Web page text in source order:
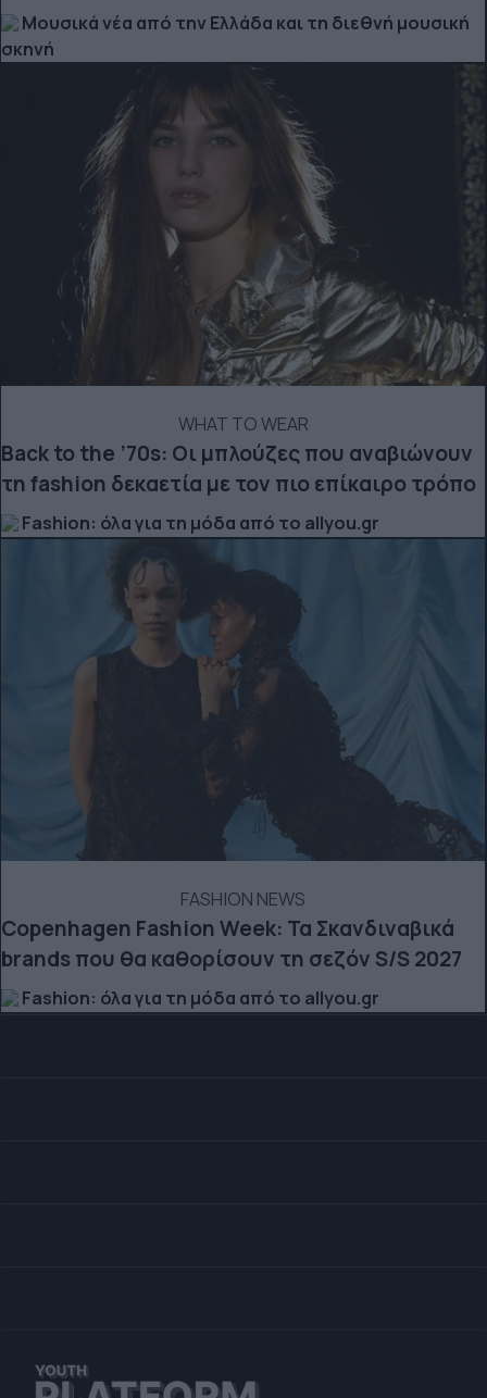
Μουσικά νέα από την Ελλάδα και τη διεθνή μουσική
σκηνή
WHAT TO WEAR
Back to the ’70s: Οι μπλούζες που αναβιώνουν
τη fashion δεκαετία με τον πιο επίκαιρο τρόπο
Fashion: όλα για τη μόδα από το allyou.gr
FASHION NEWS
Copenhagen Fashion Week: Τα Σκανδιναβικά
brands που θα καθορίσουν τη σεζόν S/S 2027
Fashion: όλα για τη μόδα από το allyou.gr